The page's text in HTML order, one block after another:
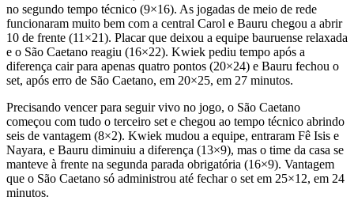
no segundo tempo técnico (9×16). As jogadas de meio de rede
funcionaram muito bem com a central Carol e Bauru chegou a abrir
10 de frente (11×21). Placar que deixou a equipe bauruense relaxada
e o São Caetano reagiu (16×22). Kwiek pediu tempo após a
diferença cair para apenas quatro pontos (20×24) e Bauru fechou o
set, após erro de São Caetano, em 20×25, em 27 minutos.
Precisando vencer para seguir vivo no jogo, o São Caetano
começou com tudo o terceiro set e chegou ao tempo técnico abrindo
seis de vantagem (8×2). Kwiek mudou a equipe, entraram Fê Isis e
Nayara, e Bauru diminuiu a diferença (13×9), mas o time da casa se
manteve à frente na segunda parada obrigatória (16×9). Vantagem
que o São Caetano só administrou até fechar o set em 25×12, em 24
minutos.